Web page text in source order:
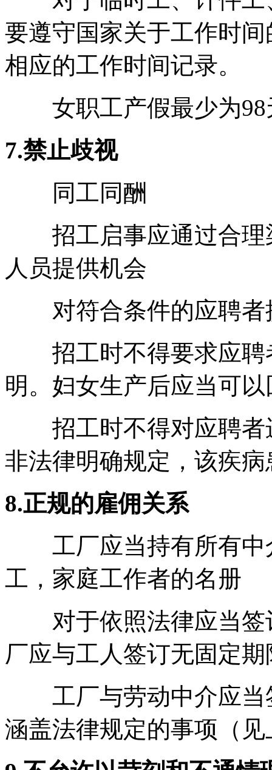
要遵守国家关于工作时
相应的工作时间记录。
女职工产假最少为98
7.禁止歧视
同工同酬
招工启事应通过合理
人员提供机会
对符合条件的应聘者
招工时不得要求应聘
明。妇女生产后应当可
招工时不得对应聘者
非法律明确规定，该疾
8.正规的雇佣关系
工厂应当持有所有中
工，家庭工作者的名册
对于依照法律应当签
厂应与工人签订无固定
工厂与劳动中介应当
涵盖法律规定的事项（见